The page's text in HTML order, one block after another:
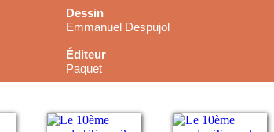
Dessin
Emmanuel Despujol
Éditeur
Paquet